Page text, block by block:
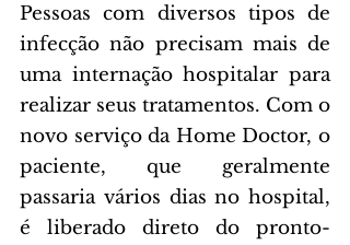
Pessoas com diversos tipos de
infecção não precisam mais de
uma internação hospitalar para
realizar seus tratamentos. Com o
novo serviço da Home Doctor, o
paciente, que geralmente
passaria vários dias no hospital,
é liberado direto do pronto-